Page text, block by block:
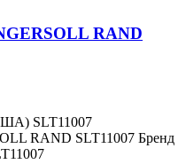
RAND
SLT11007
RAND SLT11007 Бренд